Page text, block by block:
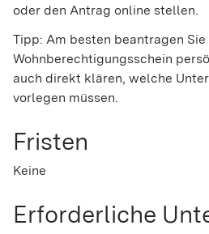
oder den Antrag online stellen.
Tipp: Am besten beantragen Sie
Wohnberechtigungsschein
auch direkt klären, welche
vorlegen müssen.
Fristen
Keine
Erforderliche